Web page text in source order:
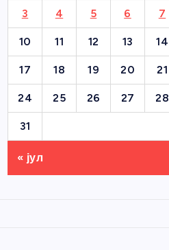
3 4 5 6 7
10 11 12 13 14
17 18 19 20 21
24 25 26 27 28
31
« јул